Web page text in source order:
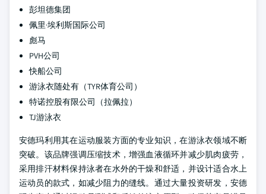
彭坦德集团
佩里·埃利斯国际公司
彪马
PVH公司
快船公司
游泳衣随处有（TYR体育公司）
特诺控股有限公司（拉佩拉）
TJ游泳衣
安德玛利用其在运动服装方面的专业知识，在游泳衣领域不断
突破。该品牌强调压缩技术，增强血液循环并减少肌肉疲劳，
采用排汗材料保持泳者在水外的干燥和舒适，并设计适合水上
运动员的款式，如减少阻力的缝线。通过大量投资研发，安德